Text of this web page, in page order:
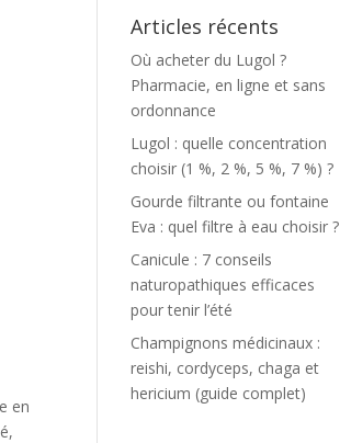
en
Articles récents
Où acheter du Lugol ?
Pharmacie, en ligne et sans
ordonnance
Lugol : quelle concentration
choisir (1 %, 2 %, 5 %, 7 %) ?
Gourde filtrante ou fontaine
Eva : quel filtre à eau choisir ?
Canicule : 7 conseils
naturopathiques efficaces
pour tenir l’été
Champignons médicinaux :
reishi, cordyceps, chaga et
hericium (guide complet)